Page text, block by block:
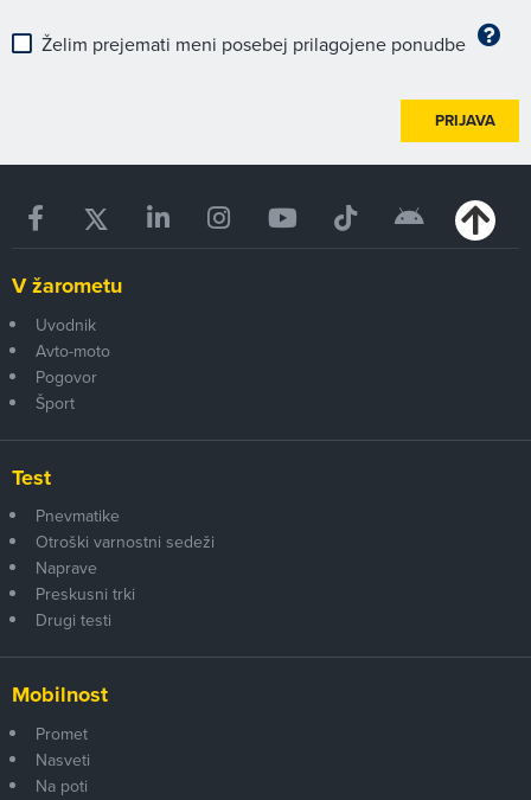
Želim prejemati meni posebej prilagojene ponudbe
PRIJAVA
V žarometu
Uvodnik
Avto-moto
Pogovor
Šport
Test
Pnevmatike
Otroški varnostni sedeži
Naprave
Preskusni trki
Drugi testi
Mobilnost
Promet
Nasveti
Na poti